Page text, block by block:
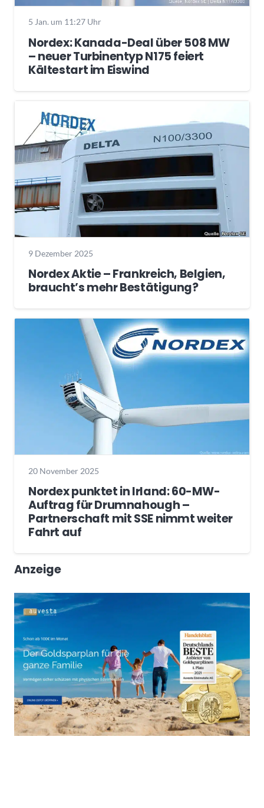
5 Jan. um 11:27 Uhr
Nordex: Kanada-Deal über 508 MW
– neuer Turbinentyp N175 feiert
Kältestart im Eiswind
9 Dezember 2025
Nordex Aktie – Frankreich, Belgien,
braucht’s mehr Bestätigung?
20 November 2025
Nordex punktet in Irland: 60-MW-
Auftrag für Drumnahough –
Partnerschaft mit SSE nimmt weiter
Fahrt auf
Anzeige